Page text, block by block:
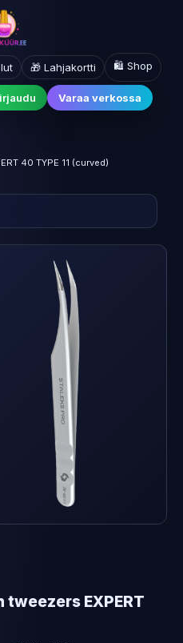
🎁 Lahjakortti 🛍️ Shop
Varaa verkossa
40 TYPE 11 (curved)
EXPERT